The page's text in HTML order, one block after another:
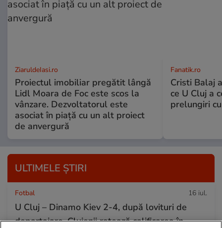
ZiaruldeIasi.ro
Proiectul imobiliar pregătit lângă
Lidl Moara de Foc este scos la
vânzare. Dezvoltatorul este
asociat în piață cu un alt proiect
de anvergură
Fanatik.ro
Cristi Balaj
ce U Cluj a
prelungiri
ULTIMELE ȘTIRI
Fotbal 16 iul.
U Cluj – Dinamo Kiev 2-4, după lovituri de
departajare. Clujenii ratează calificarea în